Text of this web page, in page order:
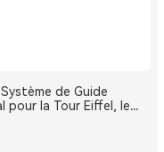
de Guide
pour la Tour Eiffel, le